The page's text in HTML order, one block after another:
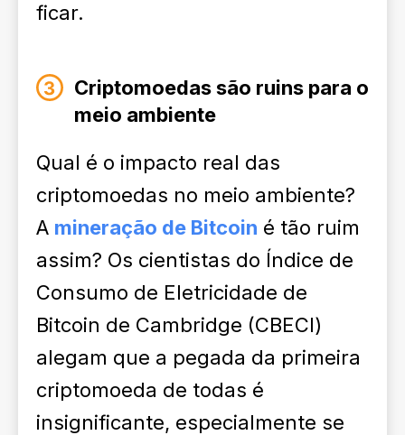
ficar.
Criptomoedas são ruins para o
meio ambiente
Qual é o impacto real das
criptomoedas no meio ambiente?
A mineração de Bitcoin é tão ruim
assim? Os cientistas do Índice de
Consumo de Eletricidade de
Bitcoin de Cambridge (CBECI)
alegam que a pegada da primeira
criptomoeda de todas é
insignificante, especialmente se